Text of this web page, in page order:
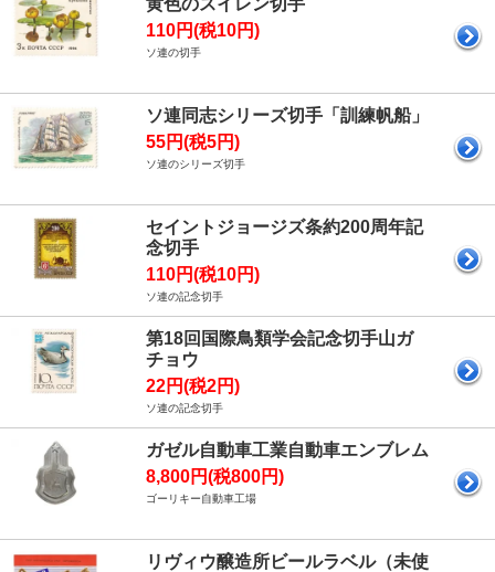
黄色のスイレン切手
110円(税10円)
ソ連の切手
ソ連同志シリーズ切手「訓練帆船」
55円(税5円)
ソ連のシリーズ切手
セイントジョージズ条約200周年記
念切手
110円(税10円)
ソ連の記念切手
第18回国際鳥類学会記念切手山ガ
チョウ
22円(税2円)
ソ連の記念切手
ガゼル自動車工業自動車エンブレム
8,800円(税800円)
ゴーリキー自動車工場
リヴィウ醸造所ビールラベル（未使